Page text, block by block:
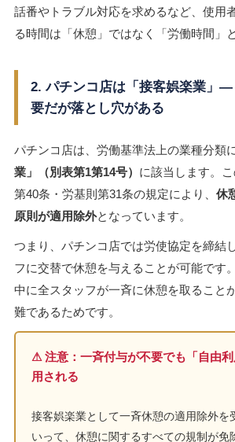
話番やトラブル対応を求めるなど、使用
る時間は「休憩」ではなく「労働時間」
2. パチンコ店は「接客娯楽業」
要だが落とし穴がある
パチンコ店は、労働基準法上の業種分類
業」（別表第1第14号） に該当します。
第40条・労基則第31条の規定により、 休
原則が適用除外となっています。
つまり、パチンコ店では労使協定を締結
フに交替で休憩を与えることが可能です
中に全スタッフが一斉に休憩を取ること
難であるためです。
⚠ 注意：一斉付与が不要でも「自由
用される
接客娯楽業として一斉休憩の適用除外を
いって、休憩に関するすべての規制が免